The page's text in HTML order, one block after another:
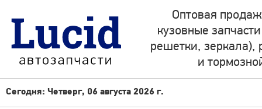
Оптовая
кузовные
решетки, зеркала),
и
Сегодня: Четверг, 06 августа 2026 г.